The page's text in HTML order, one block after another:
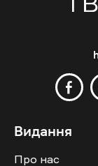
Видання
Про нас